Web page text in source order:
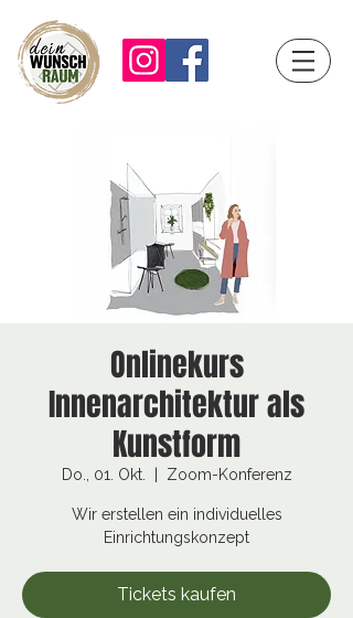
Onlinekurs
Innenarchitektur als
Kunstform
Do., 01. Okt. Zoom-Konferenz
Wir erstellen ein individuelles
Einrichtungskonzept
Tickets kaufen